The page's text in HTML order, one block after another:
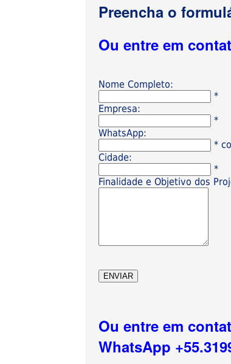
Preencha o
Ou entre em
Nome Completo:
*
Empresa:
*
WhatsApp:
*
Cidade:
*
Finalidade e Objetivo dos
Ou entre em
WhatsApp